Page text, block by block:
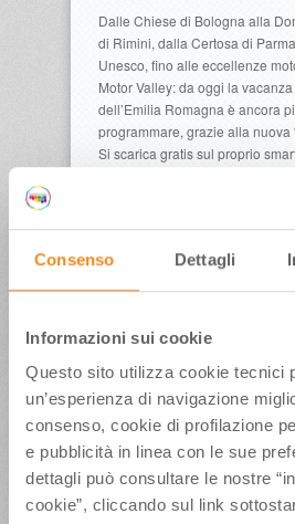
Consenso Dettagli
Informazioni sui cookie
Questo sito utilizza cookie tecnici
un’esperienza di navigazione
consenso, cookie di profilazione
e pubblicità in linea con le sue
dettagli può consultare le nostre
cookie”, cliccando sul link
Dalle Chiese di Bologna alla
di Rimini, dalla Certosa di
Unesco, fino alle eccellenze
Motor Valley: da oggi la vacanza
dell’Emilia Romagna è ancora
programmare, grazie alla nuova
Si scarica gratis sul proprio
in Emilia Romagna
29 Novembre 2011
Tags
Città d'arte web app